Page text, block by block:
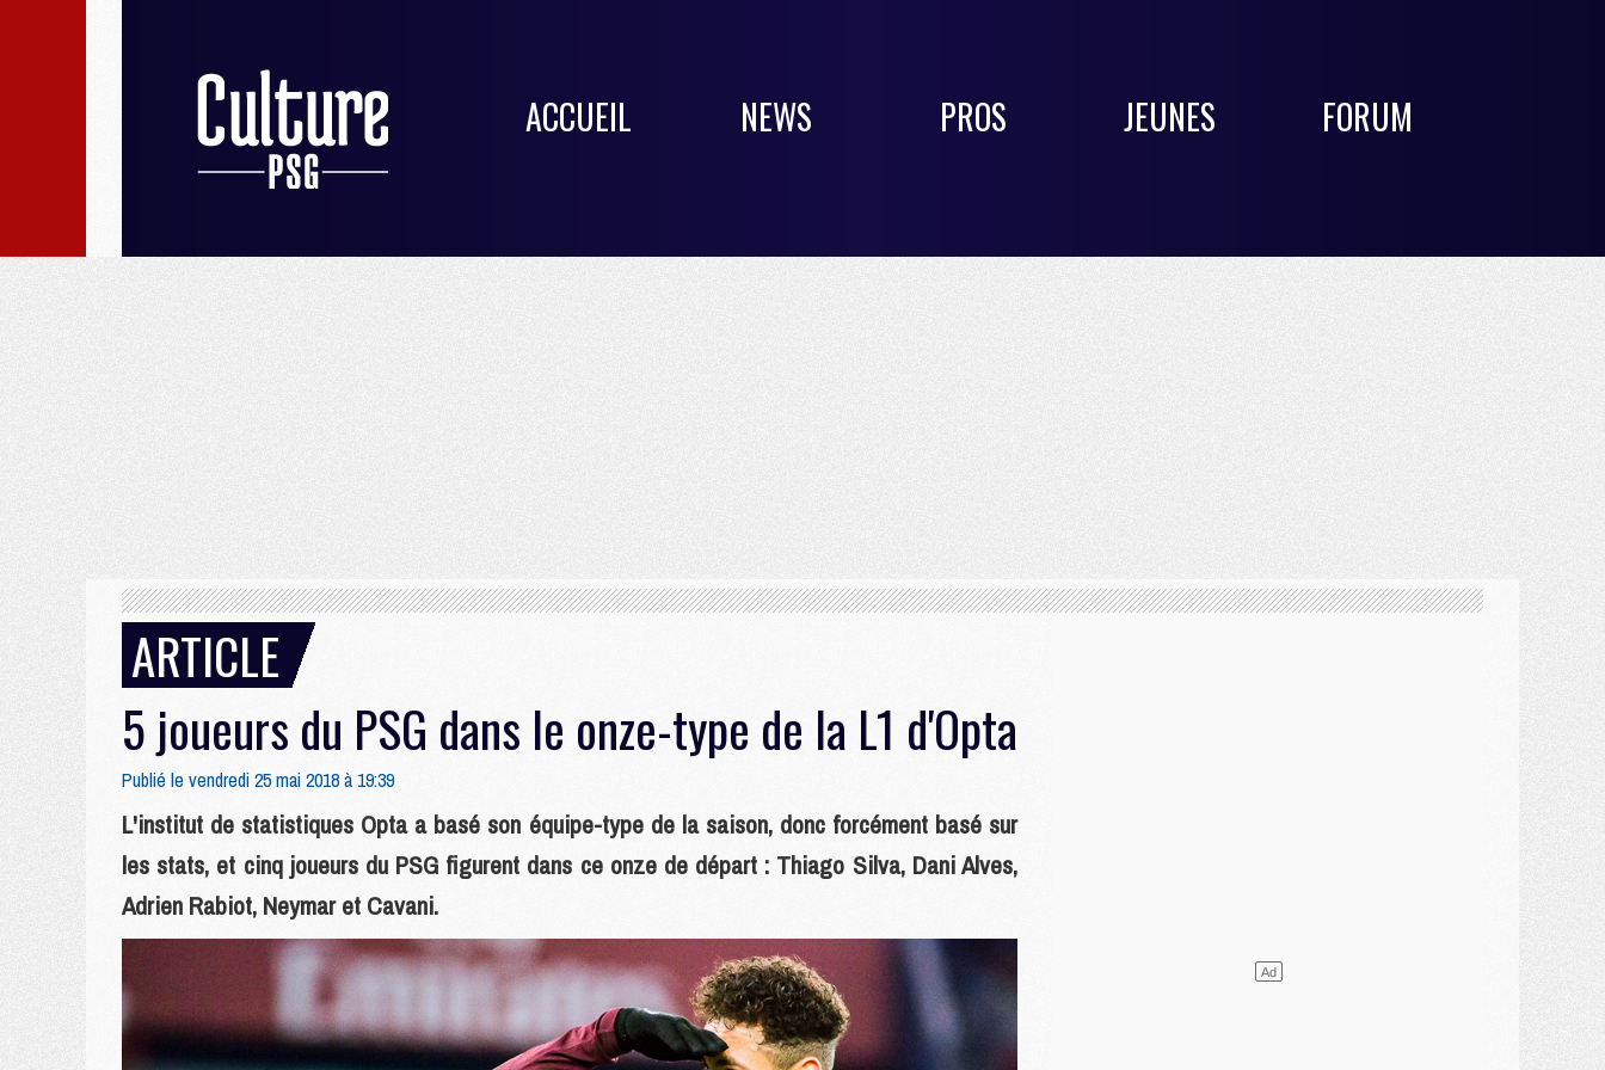
ACCUEIL NEWS PROS JEUNES FORUM
ARTICLE
5 joueurs du PSG dans le onze-type de la L1 d'Opta
Publié le vendredi 25 mai 2018 à 19:39
L'institut de statistiques Opta a basé son équipe-type de la saison, donc forcément basé sur
les stats, et cinq joueurs du PSG figurent dans ce onze de départ : Thiago Silva, Dani Alves,
Adrien Rabiot, Neymar et Cavani.